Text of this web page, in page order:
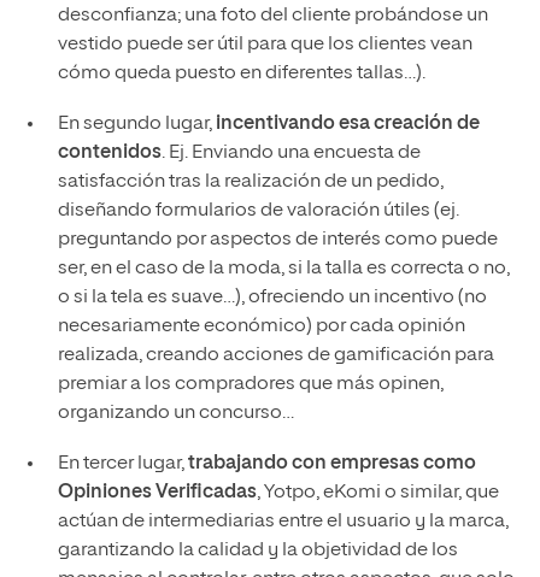
desconfianza; una foto del cliente probándose un
vestido puede ser útil para que los clientes vean
cómo queda puesto en diferentes tallas…).
En segundo lugar, incentivando esa creación de
contenidos. Ej. Enviando una encuesta de
satisfacción tras la realización de un pedido,
diseñando formularios de valoración útiles (ej.
preguntando por aspectos de interés como puede
ser, en el caso de la moda, si la talla es correcta o no,
o si la tela es suave…), ofreciendo un incentivo (no
necesariamente económico) por cada opinión
realizada, creando acciones de gamificación para
premiar a los compradores que más opinen,
organizando un concurso…
En tercer lugar,trabajando con empresas como
Opiniones Verificadas, Yotpo, eKomi o similar, que
actúan de intermediarias entre el usuario y la marca,
garantizando la calidad y la objetividad de los